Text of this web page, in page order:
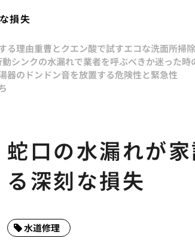
損失
る理由重曹とクエン酸で試すエコな洗面所掃
シンクの水漏れで業者を呼ぶべきか迷った時
器のドンドン音を放置する危険性と緊急性
蛇口の水漏れが
る深刻な損失
水道修理